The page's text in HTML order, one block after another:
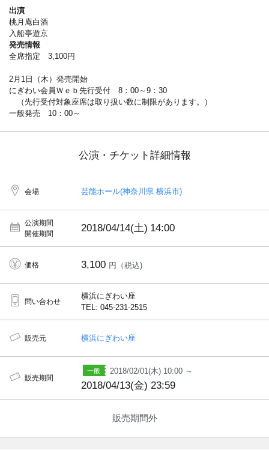
出演
桃月庵白酒
入船亭遊京
発売情報
全席指定 3,100円
2月1日（木）発売開始
にぎわい会員Ｗｅｂ先行受付 8：00～9：30
（先行受付対象座席は取り扱い数に制限があります。）
一般発売 10：00～
公演・チケット詳細情報
会場 芸能ホール(神奈川県 横浜市)
公演期間
開催期間
2018/04/14(土) 14:00
価格 3,100 円（税込)
問い合わせ
横浜にぎわい座
TEL: 045-231-2515
販売元 横浜にぎわい座
販売期間
2018/02/01(木) 10:00 ～
2018/04/13(金) 23:59
販売期間外